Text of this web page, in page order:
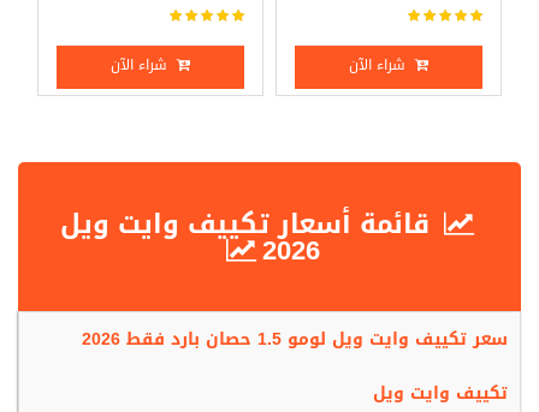
شراء الآن شراء الآن
قائمة أسعار تكييف وايت ويل
2026
سعر تكييف وايت ويل لومو 1.5 حصان بارد فقط 2026
تكييف وايت ويل